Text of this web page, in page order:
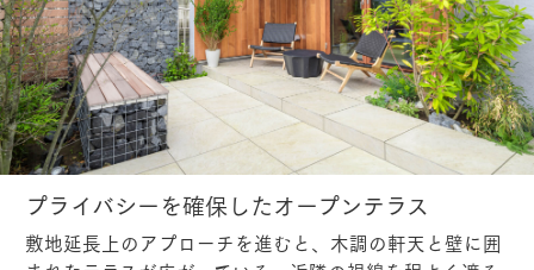
プライバシーを確保したオープンテラス
敷地延長上のアプローチを進むと、木調の軒天と壁に囲